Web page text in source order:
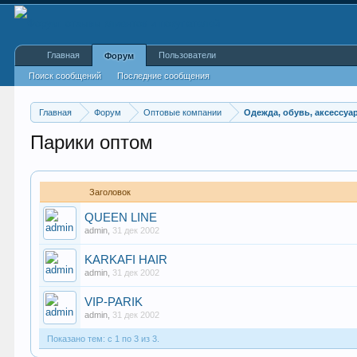
Главная Форум Оптовые компании Одежда, обувь,
Парики оптом
Заголовок
QUEEN LINE
admin 31 дек 2002
KARKAFI HAIR
admin 31 дек 2002
VIP-PARIK
admin 31 дек 2002
Показано тем: с 1 по 3 из 3.
Главная Форум
Поиск сообщений Последние сообщения
Пользователи